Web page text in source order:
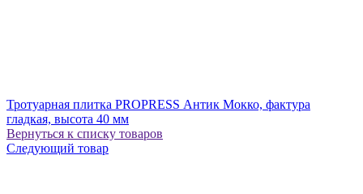
Тротуарная плитка PROPRESS Антик Мокко, фактура
гладкая, высота 40 мм
Вернуться к списку товаров
Следующий товар